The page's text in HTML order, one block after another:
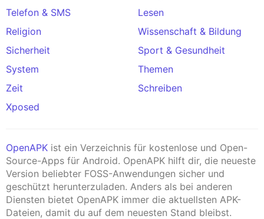
Telefon & SMS
Lesen
Religion
Wissenschaft & Bildung
Sicherheit
Sport & Gesundheit
System
Themen
Zeit
Schreiben
Xposed
OpenAPK ist ein Verzeichnis für kostenlose und Open-
Source-Apps für Android. OpenAPK hilft dir, die neueste
Version beliebter FOSS-Anwendungen sicher und
geschützt herunterzuladen. Anders als bei anderen
Diensten bietet OpenAPK immer die aktuellsten APK-
Dateien, damit du auf dem neuesten Stand bleibst.